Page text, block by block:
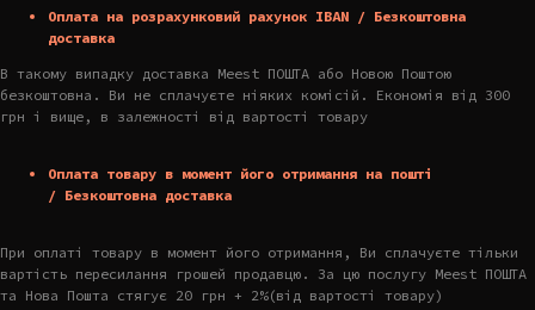
Оплата на розрахунковий рахунок IBAN / Безкоштовна
доставка
В такому випадку доставка Meest ПОШТА або Новою Поштою
безкоштовна. Ви не сплачуєте ніяких комісій. Економія від 300
грн і вище, в залежності від вартості товару
Оплата товару в момент його отримання на пошті
/ Безкоштовна доставка
При оплаті товару в момент його отримання, Ви сплачуєте тільки
вартість пересилання грошей продавцю. За цю послугу Meest ПОШТА
та Нова Пошта стягує 20 грн + 2%(від вартості товару)